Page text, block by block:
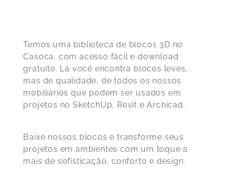
Temos uma biblioteca de blocos 3D no
Casoca, com acesso fácil e download
gratuito. Lá você encontra blocos leves,
mas de qualidade, de todos os nossos
mobiliários que podem ser usados em
projetos no SketchUp, Revit e Archicad.
Baixe nossos blocos e transforme seus
projetos em ambientes com um toque a
mais de sofisticação, conforto e design.